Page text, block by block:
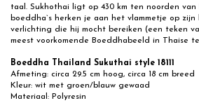
taal. Sukhothai ligt op 430 km ten noorden van
boeddha`s herken je aan het vlammetje op
verlichting die hij mocht bereiken (een teken
meest voorkomende Boeddhabeeld in Thaise
Boeddha Thailand Sukuthai style 18111
Afmeting: circa 29.5 cm hoog, circa 18 cm breed
Kleur: wit met groen/blauw gewaad
Materiaal: Polyresin